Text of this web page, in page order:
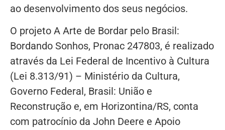
ao desenvolvimento dos seus negócios.
O projeto A Arte de Bordar pelo Brasil:
Bordando Sonhos, Pronac 247803, é realizado
através da Lei Federal de Incentivo à Cultura
(Lei 8.313/91) – Ministério da Cultura,
Governo Federal, Brasil: União e
Reconstrução e, em Horizontina/RS, conta
com patrocínio da John Deere e Apoio